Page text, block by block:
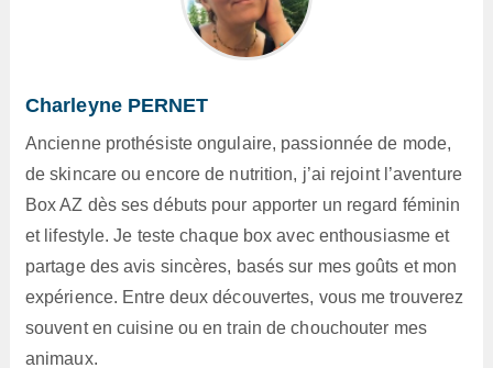
Charleyne PERNET
Ancienne prothésiste ongulaire, passionnée de mode,
de skincare ou encore de nutrition, j’ai rejoint l’aventure
Box AZ dès ses débuts pour apporter un regard féminin
et lifestyle. Je teste chaque box avec enthousiasme et
partage des avis sincères, basés sur mes goûts et mon
expérience. Entre deux découvertes, vous me trouverez
souvent en cuisine ou en train de chouchouter mes
animaux.